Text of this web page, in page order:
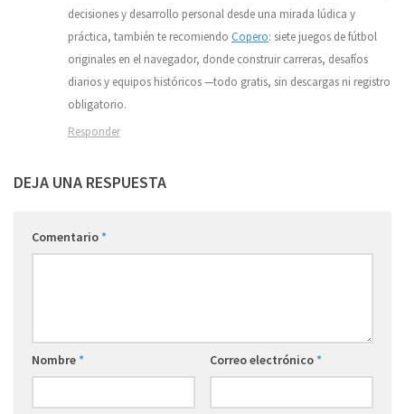
decisiones y desarrollo personal desde una mirada lúdica y
práctica, también te recomiendo Copero: siete juegos de fútbol
originales en el navegador, donde construir carreras, desafíos
diarios y equipos históricos —todo gratis, sin descargas ni registro
obligatorio.
Responder
DEJA UNA RESPUESTA
Comentario*
Nombre* Correo electrónico*